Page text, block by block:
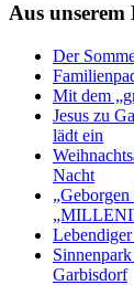
Aus unserem
Der
Mit dem
Jesus zu
lädt ein
Nacht
Garbisdorf